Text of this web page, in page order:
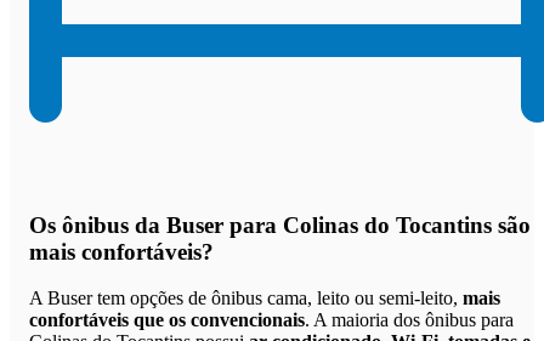
Os ônibus da Buser para Colinas do Tocantins são
mais confortáveis?
A Buser tem opções de ônibus cama, leito ou semi-leito, mais
confortáveis que os convencionais. A maioria dos ônibus para